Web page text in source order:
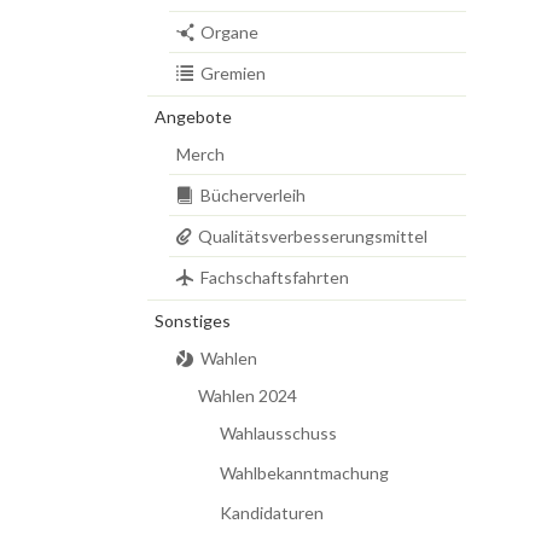
Organe
Gremien
Angebote
Merch
Bücherverleih
Qualitätsverbesserungsmittel
Fachschaftsfahrten
Sonstiges
Wahlen
Wahlen 2024
Wahlausschuss
Wahlbekanntmachung
Kandidaturen